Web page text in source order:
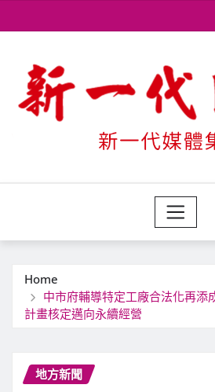
to
Home
中市府輔導特定工廠合法化再
計畫核定邁向永續經營
地方新聞